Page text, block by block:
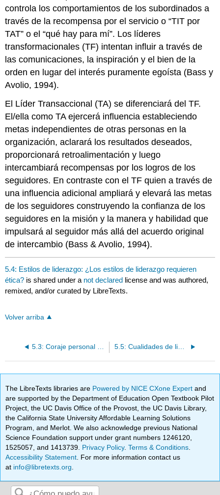
controla los comportamientos de los subordinados a
través de la recompensa por el servicio o “TIT por
TAT” o el “qué hay para mí”. Los líderes
transformacionales (TF) intentan influir a través de
las comunicaciones, la inspiración y el bien de la
orden en lugar del interés puramente egoísta (Bass y
Avolio, 1994).
El Líder Transaccional (TA) se diferenciará del TF.
El/ella como TA ejercerá influencia estableciendo
metas independientes de otras personas en la
organización, aclarará los resultados deseados,
proporcionará retroalimentación y luego
intercambiará recompensas por los logros de los
seguidores. En contraste con el TF quien a través de
una influencia adicional ampliará y elevará las metas
de los seguidores construyendo la confianza de los
seguidores en la misión y la manera y habilidad que
impulsará al seguidor más allá del acuerdo original
de intercambio (Bass & Avolio, 1994).
5.4: Estilos de liderazgo: ¿Los estilos de liderazgo requieren
ética? is shared under a not declared license and was authored,
remixed, and/or curated by LibreTexts.
Volver arriba
5.3: Coraje personal y coraje organizacional 5.5: Cualidades de liderazgo transformacional
The LibreTexts libraries are Powered by NICE CXone Expertand
are supported by the Department of Education Open Textbook Pilot
Project, the UC Davis Office of the Provost, the UC Davis Library,
the California State University Affordable Learning Solutions
Program, and Merlot. We also acknowledge previous National
Science Foundation support under grant numbers 1246120,
1525057, and 1413739. Privacy Policy.Terms & Conditions
Accessibility Statement . For more information contact us
at info@libretexts.org